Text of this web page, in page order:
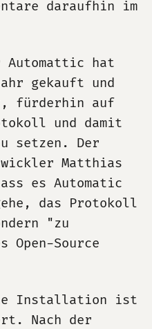
daraufhin im
Automattic hat
gekauft und
fürderhin auf
und damit
setzen. Der
Matthias
es Automatic
das Protokoll
"zu
Source
Installation ist
Nach der